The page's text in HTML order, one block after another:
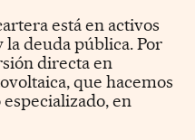
está en activos
la deuda pública. Por
directa en
que hacemos
en